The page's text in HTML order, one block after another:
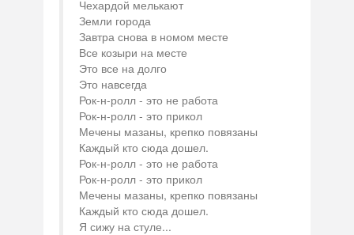
Чехардой мелькают
Земли города
Завтра снова в номом месте
Все козыри на месте
Это все на долго
Это навсегда
Рок-н-ролл - это не работа
Рок-н-ролл - это прикол
Мечены мазаны, крепко повязаны
Каждый кто сюда дошел.
Рок-н-ролл - это не работа
Рок-н-ролл - это прикол
Мечены мазаны, крепко повязаны
Каждый кто сюда дошел.
Я сижу на стуле...